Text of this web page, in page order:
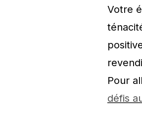
Votre
Pour
défis